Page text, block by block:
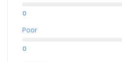
0
Poor
0